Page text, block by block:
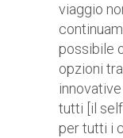
viaggio
possibile
opzioni
tutti [il
per tutti i